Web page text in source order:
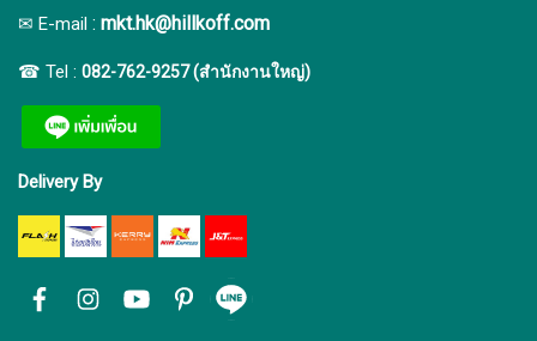
✉ E-mail : mkt.hk@hillkoff.com
☎ Tel : 082-762-9257 (สำนักงานใหญ่)
Delivery By